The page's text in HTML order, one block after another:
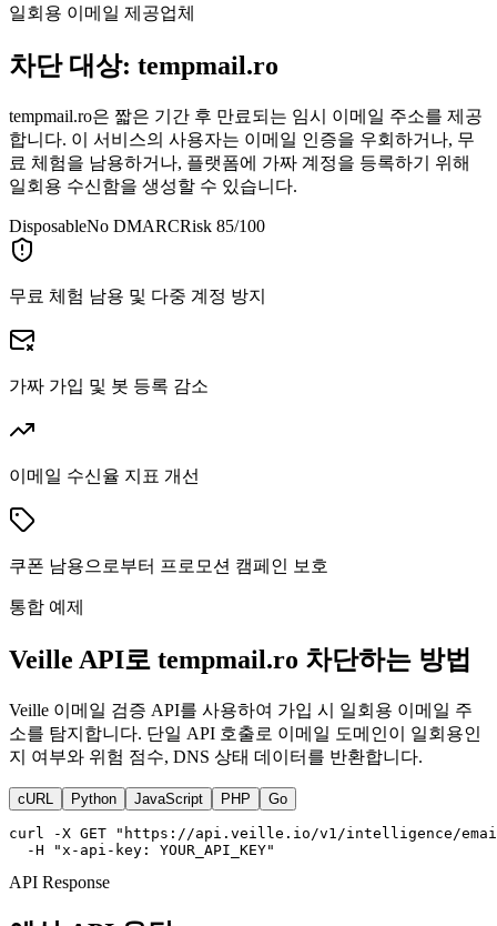
일회용 이메일 제공업체
차단 대상: tempmail.ro
tempmail.ro은 짧은 기간 후 만료되는 임시 이메일 주소를 제공
합니다. 이 서비스의 사용자는 이메일 인증을 우회하거나, 무
료 체험을 남용하거나, 플랫폼에 가짜 계정을 등록하기 위해
일회용 수신함을 생성할 수 있습니다.
DisposableNo DMARCRisk 85/100
무료 체험 남용 및 다중 계정 방지
가짜 가입 및 봇 등록 감소
이메일 수신율 지표 개선
쿠폰 남용으로부터 프로모션 캠페인 보호
통합 예제
Veille API로 tempmail.ro 차단하는 방법
Veille 이메일 검증 API를 사용하여 가입 시 일회용 이메일 주
소를 탐지합니다. 단일 API 호출로 이메일 도메인이 일회용인
지 여부와 위험 점수, DNS 상태 데이터를 반환합니다.
cURL Python JavaScript PHP Go
curl -X GET "https://api.veille.io/v1/intelligence/
  -H "x-api-key: YOUR_API_KEY"
API Response